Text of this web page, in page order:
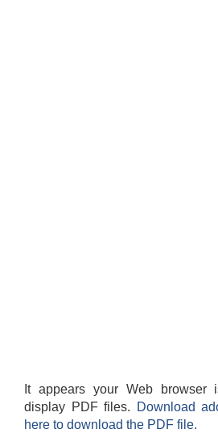
It appears your Web browser
display PDF files.
Download
here to download the PDF file.